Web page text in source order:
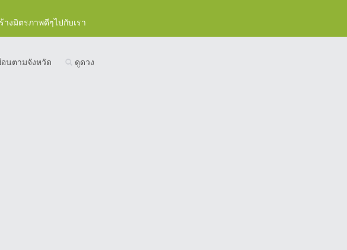
งมิตรภาพดีๆไปกับเรา
อนตามจังหวัด ดูดวง